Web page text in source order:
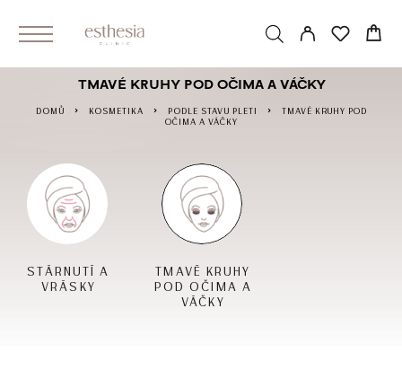
TMAVÉ KRUHY POD OČIMA A VÁČKY
DOMŮ KOSMETIKA PODLE STAVU PLETI
TMAVÉ KRUHY POD
OČIMA A VÁČKY
STÁRNUTÍ A
VRÁSKY
TMAVÉ KRUHY
POD OČIMA A
VÁČKY